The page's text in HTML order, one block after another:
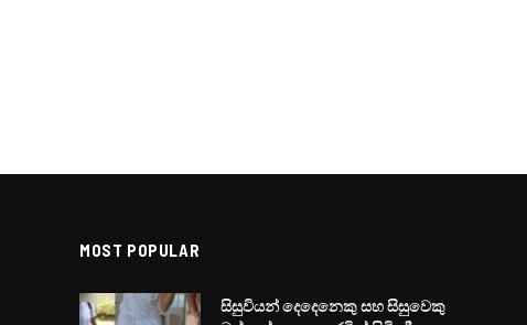
MOST POPULAR
සිසුවියන් දෙදෙනෙකු සහ සිසුවෙකු